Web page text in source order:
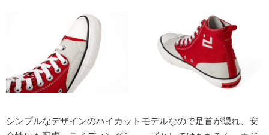
シンプルなデザインのハイカットモデルなので足首が隠れ、安